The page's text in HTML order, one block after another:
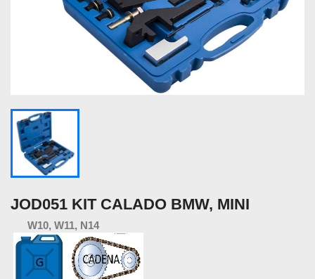
JOD051 KIT CALADO BMW, MINI
W10, W11, N14